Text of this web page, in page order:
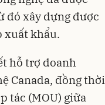
đó xây dựng được
xuất khẩu.
hỗ trợ doanh
Canada, đồng thời
tác (MOU) giữa